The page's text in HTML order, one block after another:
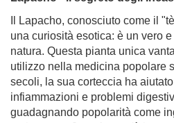
Il Lapacho, conosciuto come il
una curiosità esotica: è un vero
natura. Questa pianta unica
utilizzo nella medicina popolare
secoli, la sua corteccia ha
infiammazioni e problemi
guadagnando popolarità come